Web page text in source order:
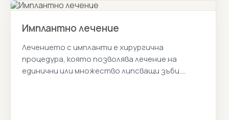
Имплантно лечение
Лечението с импланти е хирургична
процедура, която позволява лечение на
единични или множество липсващи зъби.